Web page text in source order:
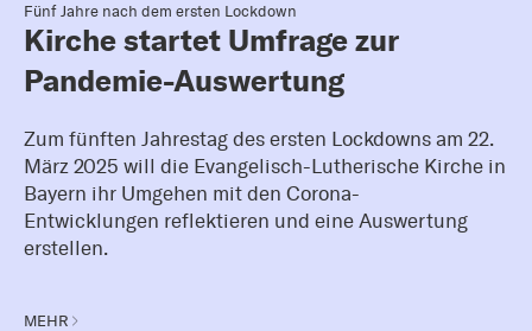
Fünf Jahre nach dem ersten Lockdown
Kirche startet Umfrage zur
Pandemie-Auswertung
Zum fünften Jahrestag des ersten Lockdowns am 22.
März 2025 will die Evangelisch-Lutherische Kirche in
Bayern ihr Umgehen mit den Corona-
Entwicklungen reflektieren und eine Auswertung
erstellen.
MEHR